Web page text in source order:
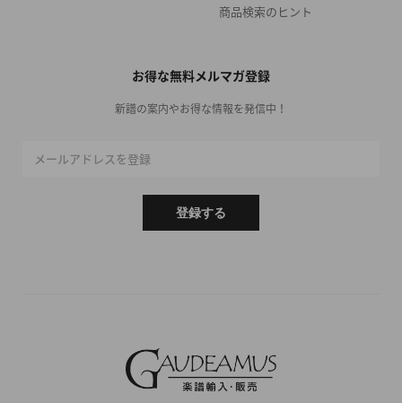
商品検索のヒント
お得な無料メルマガ登録
新譜の案内やお得な情報を発信中！
メールアドレスを登録
登録する